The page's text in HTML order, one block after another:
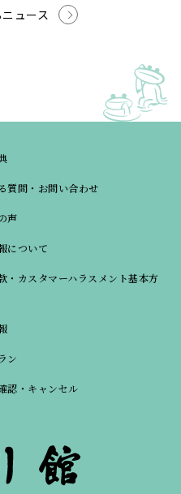
ュース
質問・お問い合わせ
声
について
・カスタマーハラスメント基本方
ン
認・キャンセル